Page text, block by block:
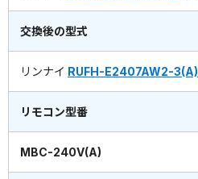
交換後の型式
リンナイ RUFH-E2407AW2-3(A)
リモコン型番
MBC-240V(A)